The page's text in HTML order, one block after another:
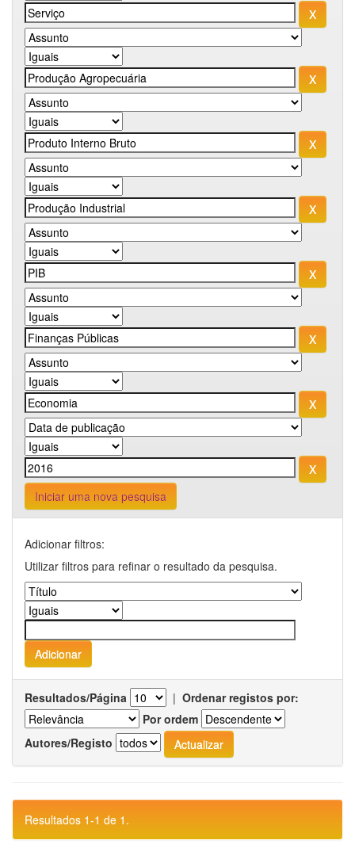
Iniciar uma nova pesquisa
Adicionar filtros:
Utilizar filtros para refinar o resultado da pesquisa.
Resultados/Página | Ordenar registos por:
Por ordem
Autores/Registo
Resultados 1-1 de 1.